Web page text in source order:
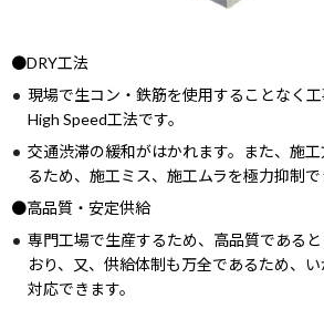
一般事業主行動計画の公表について
●DRY工法
現場で生コン・鉄筋を使用することなく工
High Speed工法です。
交通渋滞の緩和がはかれます。また、施
るため、施工ミス、施工ムラを極力抑制で
●高品質・安定供給
専門工場で生産するため、高品質である
おり、又、供給体制も万全であるため、
対応できます。